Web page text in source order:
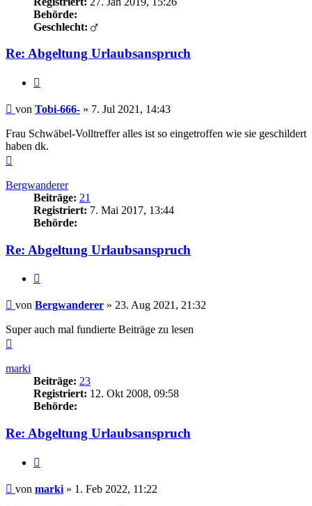
Behörde:
Geschlecht:
Re: Abgeltung Urlaubsanspruch
Beitrag
von Tobi-666- » 7. Jul 2021, 14:43
Frau Schwäbel-Volltreffer alles ist so eingetroffen wie sie geschildert
haben dk.
Bergwanderer
Beiträge: 21
Registriert: 7. Mai 2017, 13:44
Behörde:
Re: Abgeltung Urlaubsanspruch
Beitrag
von Bergwanderer » 23. Aug 2021, 21:32
Super auch mal fundierte Beiträge zu lesen
marki
Beiträge: 23
Registriert: 12. Okt 2008, 09:58
Behörde:
Re: Abgeltung Urlaubsanspruch
Beitrag
von marki » 1. Feb 2022, 11:22